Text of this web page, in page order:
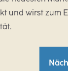
und wirst zum